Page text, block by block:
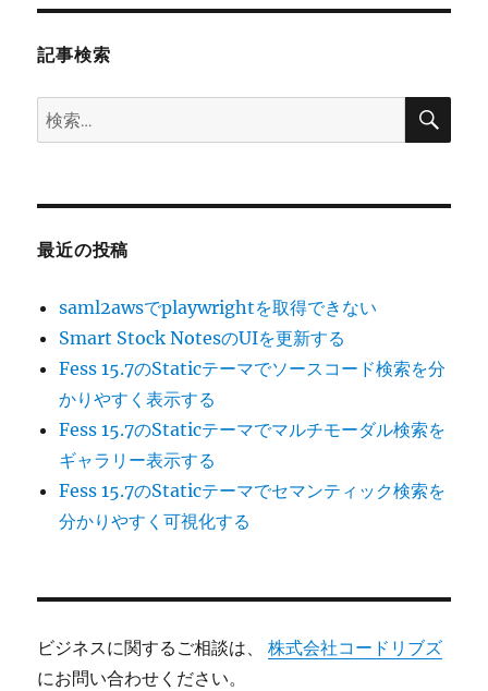
記事検索
検
索:
検
最近の投稿
saml2awsでplaywrightを取得できない
Smart Stock NotesのUIを更新する
Fess 15.7のStaticテーマでソースコード検索を分
かりやすく表示する
Fess 15.7のStaticテーマでマルチモーダル検索を
ギャラリー表示する
Fess 15.7のStaticテーマでセマンティック検索を
分かりやすく可視化する
ビジネスに関するご相談は、株式会社コードリブズ
にお問い合わせください。